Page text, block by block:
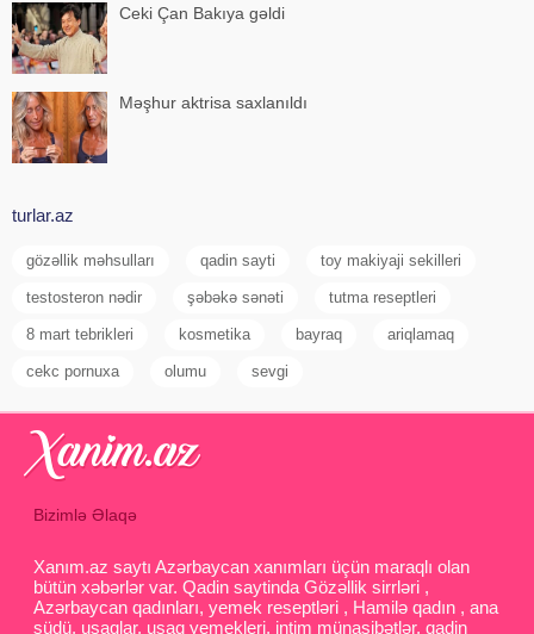
Ceki Çan Bakıya gəldi
Məşhur aktrisa saxlanıldı
turlar.az
gözəllik məhsulları qadin sayti toy makiyaji sekilleri
testosteron nədir şəbəkə sənəti tutma reseptleri
8 mart tebrikleri kosmetika bayraq ariqlamaq
cekc pornuxa olumu sevgi
Bizimlə Əlaqə
Xanım.az saytı Azərbaycan xanımları üçün maraqlı olan
bütün xəbərlər var. Qadin saytinda Gözəllik sirrləri ,
Azərbaycan qadınları, yemek reseptləri , Hamilə qadın , ana
südü, uşaqlar, uşaq yemekleri, intim münasibətlər, qadin